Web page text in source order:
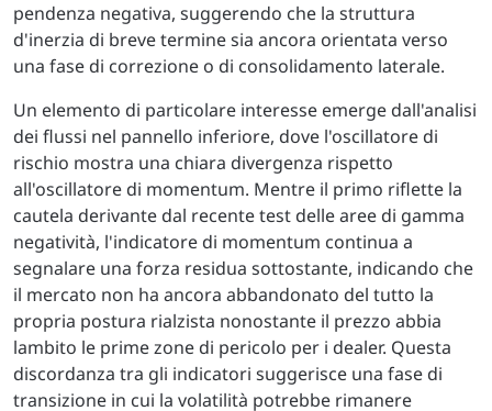
pendenza negativa, suggerendo che la struttura
d'inerzia di breve termine sia ancora orientata verso
una fase di correzione o di consolidamento laterale.
Un elemento di particolare interesse emerge dall'analisi
dei flussi nel pannello inferiore, dove l'oscillatore di
rischio mostra una chiara divergenza rispetto
all'oscillatore di momentum. Mentre il primo riflette la
cautela derivante dal recente test delle aree di gamma
negatività, l'indicatore di momentum continua a
segnalare una forza residua sottostante, indicando che
il mercato non ha ancora abbandonato del tutto la
propria postura rialzista nonostante il prezzo abbia
lambito le prime zone di pericolo per i dealer. Questa
discordanza tra gli indicatori suggerisce una fase di
transizione in cui la volatilità potrebbe rimanere